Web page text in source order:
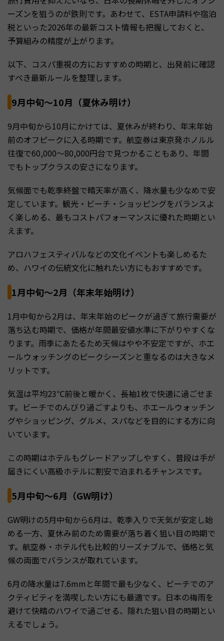
ーズンを狙うのが鉄則です。あわせて、ESTA申請料や宿泊
税といった2026年の最新コスト情報も把握しておくと、
予算組みの精度が上がります。
以下、コスパ重視の方におすすめの時期と、出発前に確認
すべき最新ルールを整理します。
9月中旬〜10月（夏休み明け）
9月中旬から10月にかけては、夏休みが終わり、年末年始
前のオフピークに入る時期です。航空券は東京発ホノルル
往復で60,000〜80,000円台で見つかることもあり、年間
でもトップクラスの安さになります。
気候面でも乾季終盤で晴天率が高く、降水量も少なめで安
定しています。観光・ビーチ・ショッピングをバランスよ
く楽しめる、最もコストパフォーマンスに優れた時期とい
えます。
アロハフェスティバルなどの文化イベントも楽しめるた
め、ハワイの伝統文化に触れたい方にもおすすめです。
1月中旬〜2月（年末年始明け）
1月中旬から2月は、年末年始のピークが過ぎて旅行需要が
落ち込む時期で、価格が年間最安値水準に下がりやすくな
ります。雨季にあたるため天候はやや不安定ですが、ホエ
ールウォッチングのピークシーズンと重なるのは大きなメ
リットです。
気温は平均23℃前後と暖かく、長袖1枚で快適に過ごせま
す。ビーチでのんびり過ごすよりも、ホエールウォッチン
グやショッピング、グルメ、スパなどを目的にする方に向
いています。
この時期はホテルもグレードアップしやすく、普段は手が
届きにくい高級ホテルに割安で泊まれるチャンスです。
5月中旬〜6月（GW明け）
GW明けの5月中旬から6月は、乾季入りで天気が安定し始
める一方、夏休み前のため需要が落ち着く狙い目の時期で
す。航空券・ホテル代も比較的リーズナブルで、価格と気
候の両面でバランスが取れています。
6月の降水量は7.6mmと年間で最も少なく、ビーチでのア
クティビティを満喫したい方にも最適です。日本の梅雨を
避けて快晴のハワイで過ごせる、隠れた狙い目の時期とい
えるでしょう。